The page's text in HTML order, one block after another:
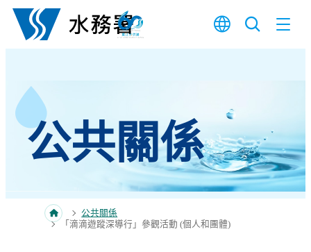
跳至內容
公共關係
公共關係
「滴滴遊蹤深導行」參觀活動 (個人和團體)